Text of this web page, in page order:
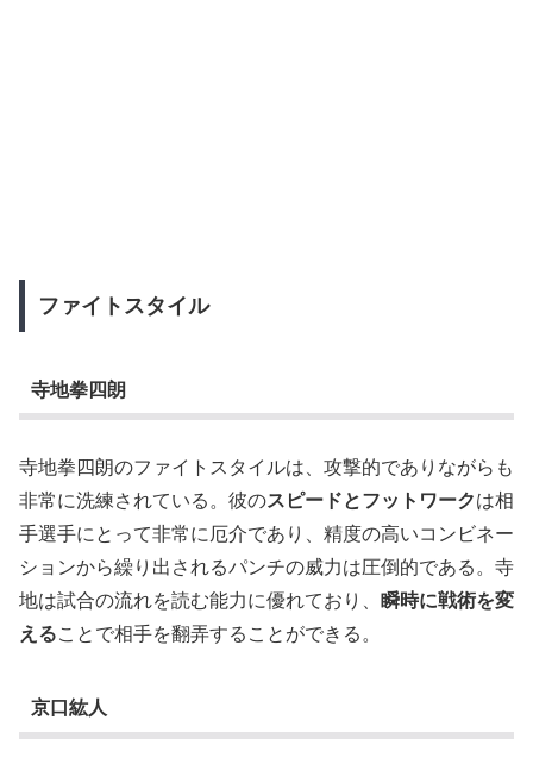
ファイトスタイル
寺地拳四朗
寺地拳四朗のファイトスタイルは、攻撃的でありながらも
非常に洗練されている。彼のスピードとフットワークは相
手選手にとって非常に厄介であり、精度の高いコンビネー
ションから繰り出されるパンチの威力は圧倒的である。寺
地は試合の流れを読む能力に優れており、 瞬時に戦術を変
えることで相手を翻弄することができる。
京口紘人